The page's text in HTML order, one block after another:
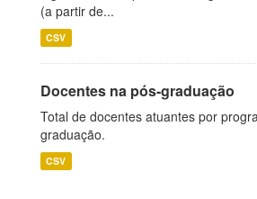
(a partir de...
CSV
Docentes na pós-graduação
Total de docentes atuantes por
graduação.
CSV